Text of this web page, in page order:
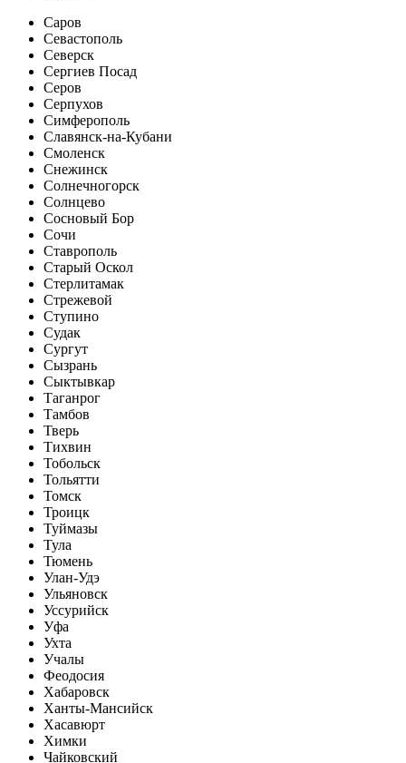
Саров
Севастополь
Северск
Сергиев Посад
Серов
Серпухов
Симферополь
Славянск-на-Кубани
Смоленск
Снежинск
Солнечногорск
Солнцево
Сосновый Бор
Сочи
Ставрополь
Старый Оскол
Стерлитамак
Стрежевой
Ступино
Судак
Сургут
Сызрань
Сыктывкар
Таганрог
Тамбов
Тверь
Тихвин
Тобольск
Тольятти
Томск
Троицк
Туймазы
Тула
Тюмень
Улан-Удэ
Ульяновск
Уссурийск
Уфа
Ухта
Учалы
Феодосия
Хабаровск
Ханты-Мансийск
Хасавюрт
Химки
Чайковский